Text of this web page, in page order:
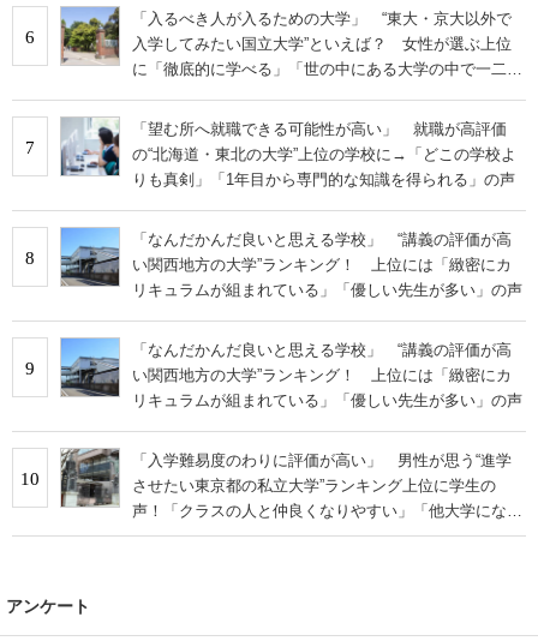
6
「入るべき人が入るための大学」 “東大・京大以外で
入学してみたい国立大学”といえば？ 女性が選ぶ上位
に「徹底的に学べる」「世の中にある大学の中で一二を
7
「望む所へ就職できる可能性が高い」 就職が高評価
の“北海道・東北の大学”上位の学校に→「どこの学校よ
りも真剣」「1年目から専門的な知識を得られる」の声
8
「なんだかんだ良いと思える学校」 “講義の評価が高
い関西地方の大学”ランキング！ 上位には「緻密にカ
リキュラムが組まれている」「優しい先生が多い」の声
9
「なんだかんだ良いと思える学校」 “講義の評価が高
い関西地方の大学”ランキング！ 上位には「緻密にカ
リキュラムが組まれている」「優しい先生が多い」の声
10
「入学難易度のわりに評価が高い」 男性が思う“進学
させたい東京都の私立大学”ランキング上位に学生の
声！「クラスの人と仲良くなりやすい」「他大学にない
学科も」
アンケート